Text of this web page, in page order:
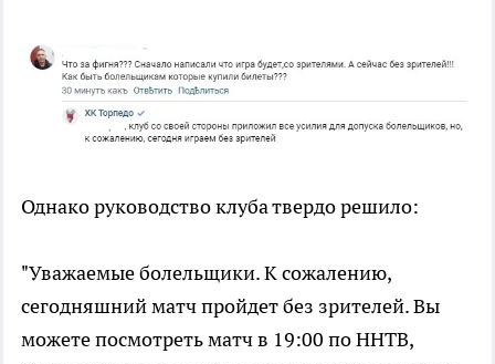
Однако руководство клуба твердо решило:
"Уважаемые болельщики. К сожалению,
сегодняшний матч пройдет без зрителей. Вы
можете посмотреть матч в 19:00 по ННТВ,